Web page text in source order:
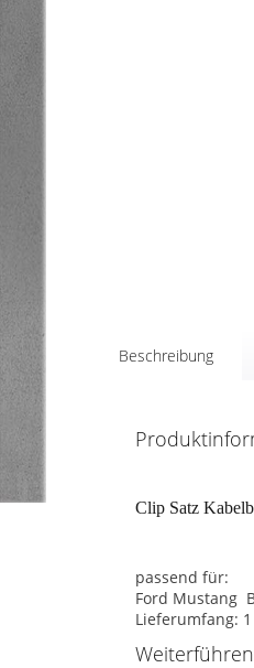
Beschreibung
Clip Satz
passend für:
Ford Mustang
Lieferumfang: